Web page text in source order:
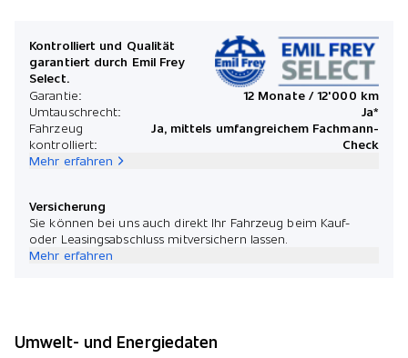
Kontrolliert und Qualität
garantiert durch Emil Frey
Select.
Garantie:
12 Monate / 12'000 km
Umtauschrecht:
Ja*
Fahrzeug
kontrolliert:
Ja, mittels umfangreichem Fachmann-
Check
Mehr erfahren
Versicherung
Sie können bei uns auch direkt Ihr Fahrzeug beim Kauf-
oder Leasingsabschluss mitversichern lassen.
Mehr erfahren
Umwelt- und Energiedaten